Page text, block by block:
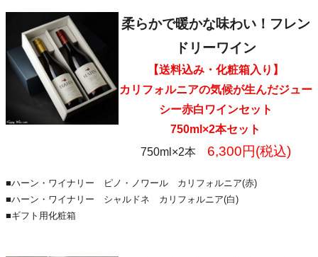
柔らかで暖かな味わい！フレン
ドリーワイン
【送料込み・化粧箱入り】
カリフォルニアの気候が生んだジュー
シー赤白ワインセット
750ml×2本セット
750ml×2本 6,300円(税込)
■ハーン・ワイナリー ピノ・ノワール カリフォルニア(赤)
■ハーン・ワイナリー シャルドネ カリフォルニア(白)
■ギフト用化粧箱